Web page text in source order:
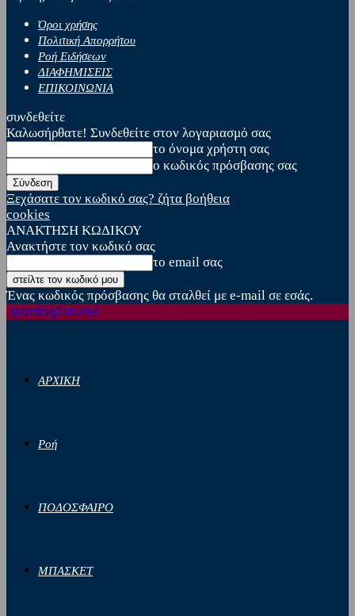
Όροι χρήσης
Πολιτική Απορρήτου
Ροή Ειδήσεων
ΔΙΑΦΗΜΙΣΕΙΣ
ΕΠΙΚΟΙΝΩΝΙΑ
συνδεθείτε
Καλωσήρθατε! Συνδεθείτε στον λογαριασμό σας
το όνομα χρήστη σας
ο κωδικός πρόσβασης σας
Ξεχάσατε τον κωδικό σας? ζήτα βοήθεια
cookies
ΑΝΑΚΤΗΣΗ ΚΩΔΙΚΟΥ
Ανακτήστε τον κωδικό σας
το email σας
Ένας κωδικός πρόσβασης θα σταλθεί με e-mail σε εσάς.
sporting24news
ΑΡΧΙΚΗ
Ροή
ΠΟΔΟΣΦΑΙΡΟ
ΜΠΑΣΚΕΤ